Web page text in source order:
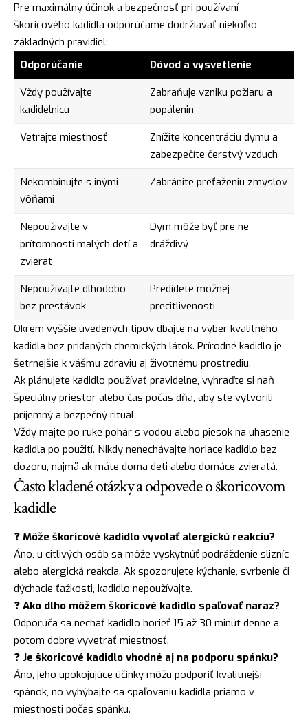
Pre maximálny účinok a bezpečnosť pri používaní
škoricového kadidla odporúčame dodržiavať niekoľko
základných pravidiel:
Odporúčanie
Dôvod a vysvetlenie
Vždy používajte
kadidelnicu
Zabraňuje vzniku požiaru a
popálenin
Vetrajte miestnosť
Znížite koncentráciu dymu a
zabezpečíte čerstvý vzduch
Nekombinujte s inými
vôňami
Zabránite preťaženiu zmyslov
Nepoužívajte v
prítomnosti malých detí a
zvierat
Dym môže byť pre ne
dráždivý
Nepoužívajte dlhodobo
bez prestávok
Predídete možnej
precitlivenosti
Okrem vyššie uvedených tipov dbajte na výber kvalitného
kadidla bez pridaných chemických látok. Prírodné kadidlo je
šetrnejšie k vášmu zdraviu aj životnému prostrediu.
Ak plánujete kadidlo používať pravidelne, vyhraďte si naň
špeciálny priestor alebo čas počas dňa, aby ste vytvorili
príjemný a bezpečný rituál.
Vždy majte po ruke pohár s vodou alebo piesok na uhasenie
kadidla po použití. Nikdy nenechávajte horiace kadidlo bez
dozoru, najmä ak máte doma deti alebo domáce zvieratá.
Často kladené otázky a odpovede o škoricovom
kadidle
❓ Môže škoricové kadidlo vyvolať alergickú reakciu?
Áno, u citlivých osôb sa môže vyskytnúť podráždenie slizníc
alebo alergická reakcia. Ak spozorujete kýchanie, svrbenie či
dýchacie ťažkosti, kadidlo nepoužívajte.
❓ Ako dlho môžem škoricové kadidlo spaľovať naraz?
Odporúča sa nechať kadidlo horieť 15 až 30 minút denne a
potom dobre vyvetrať miestnosť.
❓ Je škoricové kadidlo vhodné aj na podporu spánku?
Áno, jeho upokojujúce účinky môžu podporiť kvalitnejší
spánok, no vyhýbajte sa spaľovaniu kadidla priamo v
miestnosti počas spánku.